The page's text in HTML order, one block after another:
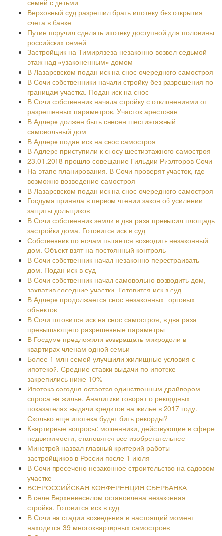
семей с детьми
Верховный суд разрешил брать ипотеку без открытия
счета в банке
Путин поручил сделать ипотеку доступной для половины
российских семей
Застройщик на Тимирязева незаконно возвел седьмой
этаж над «узаконенным» домом
В Лазаревском подан иск на снос очередного самостроя
В Сочи собственники начали стройку без разрешения по
границам участка. Подан иск на снос
В Сочи собственник начала стройку с отклонениями от
разрешенных параметров. Участок арестован
В Адлере должен быть снесен шестиэтажный
самовольный дом
В Адлере подан иск на снос самостроя
В Адлере приступили к сносу шестиэтажного самостроя
23.01.2018 прошло совещание Гильдии Риэлторов Сочи
На этапе планирования. В Сочи проверят участок, где
возможно возведение самостроя
В Лазаревском подан иск на снос очередного самостроя
Госдума приняла в первом чтении закон об усилении
защиты дольщиков
В Сочи собственник земли в два раза превысил площадь
застройки дома. Готовится иск в суд
Собственник по ночам пытается возводить незаконный
дом. Объект взят на постоянный контроль
В Сочи собственник начал незаконно перестраивать
дом. Подан иск в суд
В Сочи собственник начал самовольно возводить дом,
захватив соседние участки. Готовится иск в суд
В Адлере продолжается снос незаконных торговых
объектов
В Сочи готовится иск на снос самостроя, в два раза
превышающего разрешенные параметры
В Госдуме предложили возвращать микродоли в
квартирах членам одной семьи
Более 1 млн семей улучшили жилищные условия с
ипотекой. Средние ставки выдачи по ипотеке
закрепились ниже 10%
Ипотека сегодня остается единственным драйвером
спроса на жилье. Аналитики говорят о рекордных
показателях выдачи кредитов на жилье в 2017 году.
Сколько еще ипотека будет бить рекорды?
Квартирные вопросы: мошенники, действующие в сфере
недвижимости, становятся все изобретательнее
Минстрой назвал главный критерий работы
застройщиков в России после 1 июля
В Сочи пресечено незаконное строительство на садовом
участке
ВСЕРОССИЙСКАЯ КОНФЕРЕНЦИЯ СБЕРБАНКА
В селе Верхневеселом остановлена незаконная
стройка. Готовится иск в суд
В Сочи на стадии возведения в настоящий момент
находится 39 многоквартирных самостроев